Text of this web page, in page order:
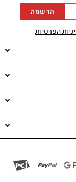
הפרטיות
הרשמה